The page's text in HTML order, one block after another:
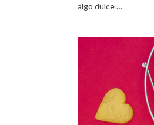
algo dulce …